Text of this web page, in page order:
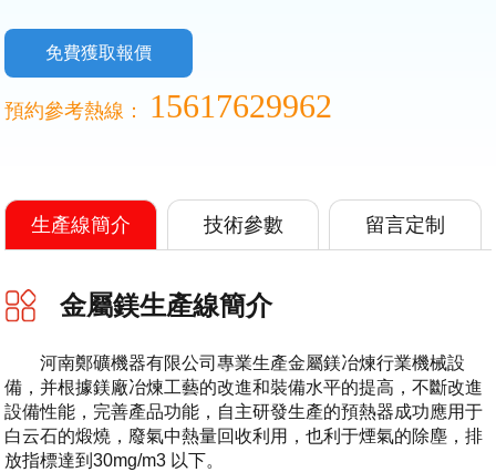
免費獲取報價
預約參考熱線： 15617629962
生產線簡介 技術參數 留言定制
金屬鎂生產線簡介
河南鄭礦機器有限公司專業生產金屬鎂冶煉行業機械設
備，并根據鎂廠冶煉工藝的改進和裝備水平的提高，不斷改進
設備性能，完善產品功能，自主研發生產的預熱器成功應用于
白云石的煅燒，廢氣中熱量回收利用，也利于煙氣的除塵，排
放指標達到30mg/m3 以下。